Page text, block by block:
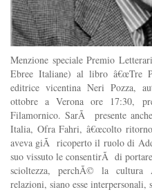
Menzione speciale Premio
Ebree Italiane) al libro â€œTre
editrice vicentina Neri Pozza,
ottobre a Verona ore 17:30,
Filamornico. SarÃ presente
Italia, Ofra Fahri, â€œcolto
aveva giÃ ricoperto il ruolo di
suo vissuto le consentirÃ di
scioltezza, perchÃ© la cultura
relazioni, siano esse